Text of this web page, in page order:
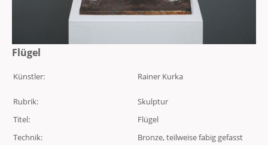
Flügel
Künstler: Rainer Kurka
Rubrik:
Skulptur
Titel:
Flügel
Technik:
Bronze, teilweise fabig gefasst